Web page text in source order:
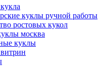
куклы ручной работы
ростовых кукол
москва
куклы